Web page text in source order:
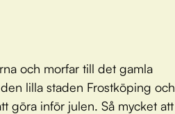
och morfar till det gamla
lilla staden Frostköping och
göra inför julen. Så mycket att